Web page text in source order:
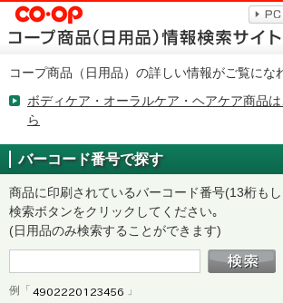
コープ商品（日用品）の詳しい情報がご覧にな
ボディケア・オーラルケア・ヘアケア商品
ら
バーコード番号で探す
商品に印刷されているバーコード番号(13桁も
検索ボタンをクリックしてください｡
(日用品のみ検索することができます)
例「 」